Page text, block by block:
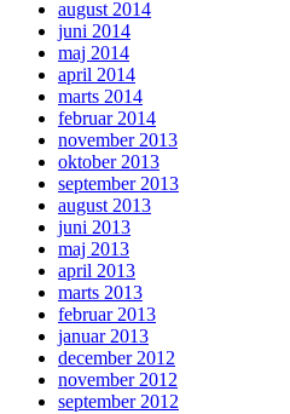
august 2014
juni 2014
maj 2014
april 2014
marts 2014
februar 2014
november 2013
oktober 2013
september 2013
august 2013
juni 2013
maj 2013
april 2013
marts 2013
februar 2013
januar 2013
december 2012
november 2012
september 2012